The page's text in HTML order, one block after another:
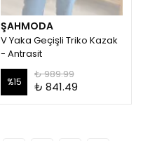
ŞAHMODA
V Yaka Geçişli Triko Kazak
- Antrasit
%15
₺ 989.99
₺ 841.49